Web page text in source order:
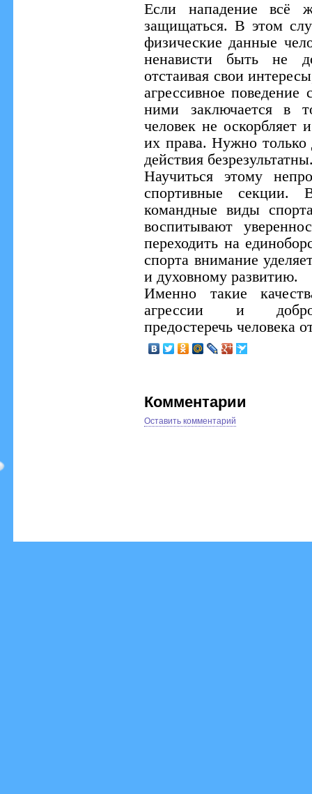
Если нападение всё
защищаться. В этом
физические данные
ненависти быть не
отстаивая свои
агрессивное
ними заключается в
человек не оскорбляет
их права. Нужно только
действия
Научиться этому
спортивные секции.
командные виды
воспитывают
переходить на
спорта внимание
и духовному развитию.
Именно такие
агрессии и
предостеречь человека
Комментарии
Оставить комментарий